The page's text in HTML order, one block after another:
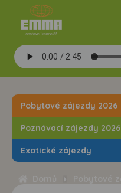
Pobytové zájezdy 2026
Poznávací zájezdy 2026
Exotické zájezdy